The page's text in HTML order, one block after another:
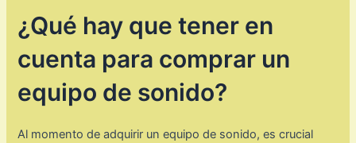
¿Qué hay que tener en
cuenta para comprar un
equipo de sonido?
Al momento de adquirir un equipo de sonido, es crucial